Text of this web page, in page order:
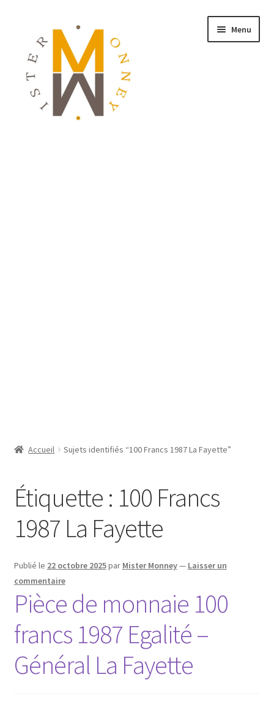
Menu
Accueil Sujets identifiés “100 Francs 1987 La Fayette”
Étiquette : 100 Francs
1987 La Fayette
Publié le 22 octobre 2025par Mister Monney— Laisser un
commentaire
Pièce de monnaie 100
francs 1987 Egalité –
Général La Fayette